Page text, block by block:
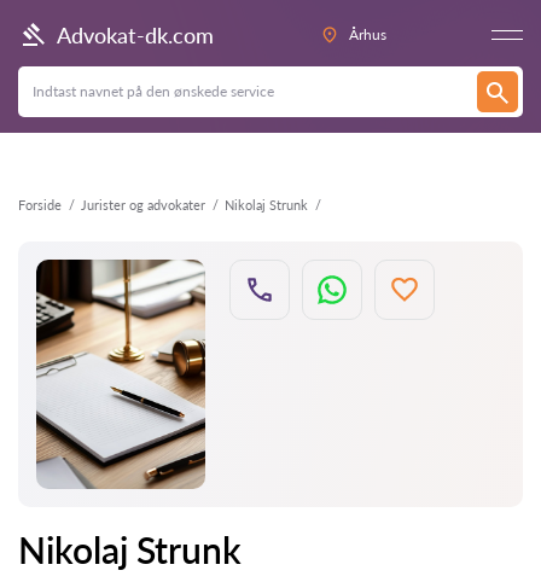
Advokat-dk.com Århus
Forside Jurister og advokater Nikolaj Strunk
Tilbage
Nikolaj Strunk